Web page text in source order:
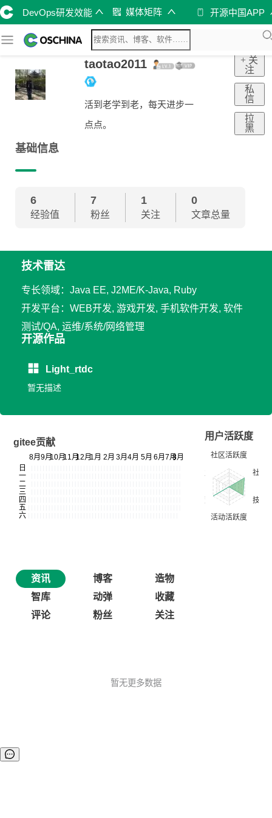
DevOps研发效能 媒体矩阵 开源中国APP
taotao2011
活到老学到老，每天进步一
点点。
+ 关
注
私
信
拉
黑
基础信息
6
经验值
7
粉丝
1
关注
0
文章总量
技术雷达
专长领域：Java EE, J2ME/K-Java, Ruby
开发平台：WEB开发, 游戏开发, 手机软件开发, 软件
测试/QA, 运维/系统/网络管理
开源作品
Light_rtdc
暂无描述
gitee贡献
用户活跃度
资讯 博客
造物
智库
动弹
收藏
评论
粉丝 关注
暂无更多数据